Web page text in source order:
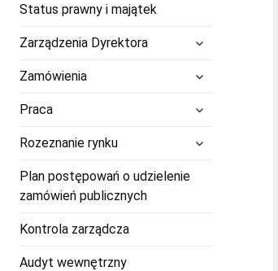
Status prawny i majątek
Zarządzenia Dyrektora
rozwiń
menu
Zamówienia
Praca
Rozeznanie rynkurozwiń
menu
potomne
Plan postępowań o udzielenie
zamówień publicznych
Kontrola zarządcza
Audyt wewnętrzny